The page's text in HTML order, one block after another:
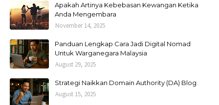
Apakah Artinya Kebebasan Kewangan Ketika
Anda Mengembara
November 14, 2025
Panduan Lengkap Cara Jadi Digital Nomad
Untuk Warganegara Malaysia
August 29, 2025
Strategi Naikkan Domain Authority (DA) Blog
August 15, 2025